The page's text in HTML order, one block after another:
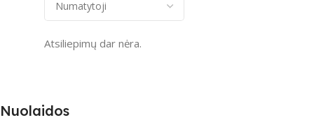
Atsiliepimų dar nėra.
Nuolaidos